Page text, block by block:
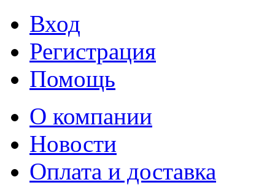
Вход
Регистрация
Помощь
О компании
Новости
Оплата и доставка